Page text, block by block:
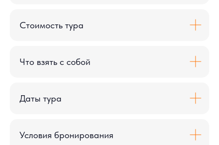
Стоимость тура
Что взять с собой
Даты тура
Условия бронирования